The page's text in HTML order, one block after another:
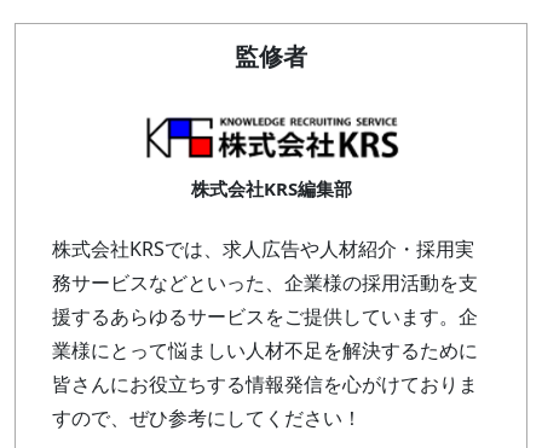
監修者
株式会社KRS編集部
株式会社KRSでは、求人広告や人材紹介・採用実
務サービスなどといった、企業様の採用活動を支
援するあらゆるサービスをご提供しています。企
業様にとって悩ましい人材不足を解決するために
皆さんにお役立ちする情報発信を心がけておりま
すので、ぜひ参考にしてください！